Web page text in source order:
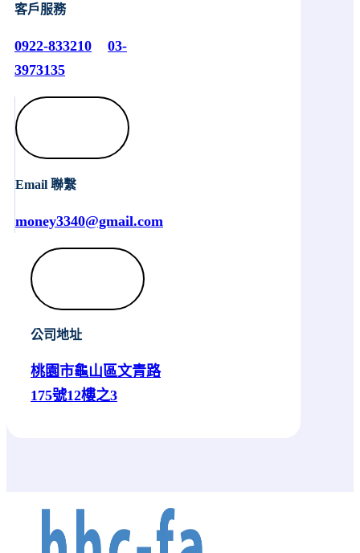
客戶服務
0922-833210
03-
3973135
Email 聯繫
money3340@gmail.com
公司地址
桃園市龜山區文青路
175號12樓之3